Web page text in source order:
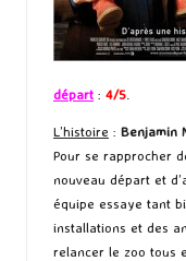
départ : 4/5
L’histoire : Benjamin
Pour se rapprocher
nouveau départ et
équipe essaye tant
installations et des
relancer le zoo tous